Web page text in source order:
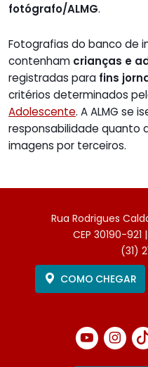
fotógrafo/ALMG.
Fotografias do banco de
contenham crianças e
registradas para fins
critérios determinados
Adolescente. A ALMG se
responsabilidade quanto
imagens por terceiros.
Rua Rodrigues
CEP 30190-
(31)
COMO CHEGAR